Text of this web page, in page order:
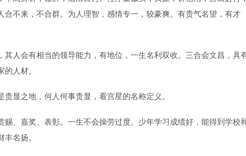
不来，不合群。为人理智，感情专一，较豪爽。有贵气名望，有才
人会有相当的领导能力，有地位，一生名利双收。三合会文昌，具
人材。
之地，何人何事贵显，看宫星的名称定义。
、嘉奖、表彰。一生不会操劳过度。少年学习成绩好，能得到学校
名扬。